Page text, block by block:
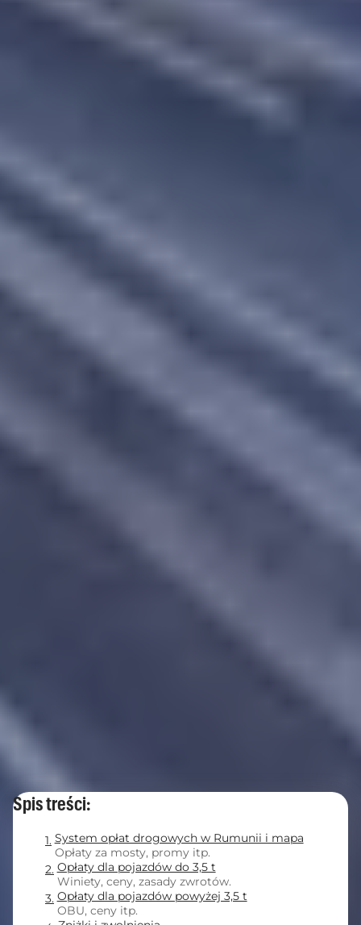
Spis treści:
System opłat drogowych w Rumunii i mapa
Opłaty za mosty, promy itp.
Opłaty dla pojazdów do 3,5 t
Winiety, ceny, zasady zwrotów.
Opłaty dla pojazdów powyżej 3,5 t
OBU, ceny itp.